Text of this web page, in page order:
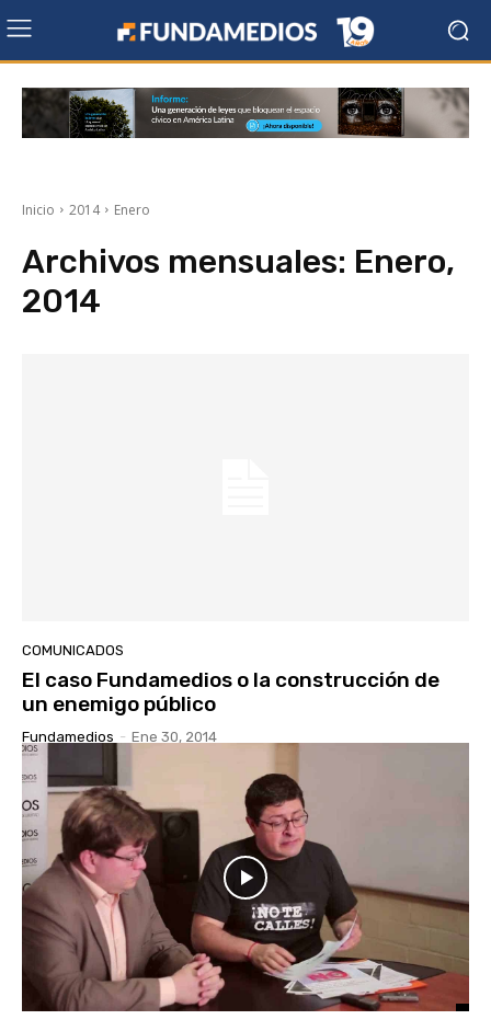
Inicio 2014 Enero
Archivos mensuales: Enero,
2014
COMUNICADOS
El caso Fundamedios o la construcción de
un enemigo público
Fundamedios - Ene 30, 2014